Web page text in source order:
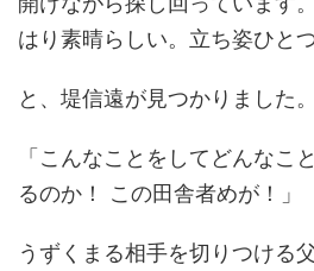
はり素晴らしい。立ち姿ひと
と、堤信遠が見つかりました。
「こんなことをしてどんなこ
るのか！ この田舎者めが！」
うずくまる相手を切りつける